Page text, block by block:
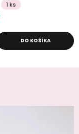
1 ks
DO KOŠÍKA